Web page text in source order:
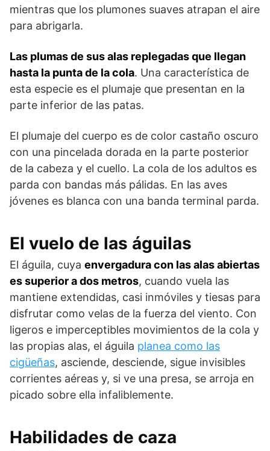
mientras que los plumones suaves atrapan el aire
para abrigarla.
Las plumas de sus alas replegadas que llegan
hasta la punta de la cola. Una característica de
esta especie es el plumaje que presentan en la
parte inferior de las patas.
El plumaje del cuerpo es de color castaño oscuro
con una pincelada dorada en la parte posterior
de la cabeza y el cuello. La cola de los adultos es
parda con bandas más pálidas. En las aves
jóvenes es blanca con una banda terminal parda.
El vuelo de las águilas
El águila, cuya envergadura con las alas abiertas
es superior a dos metros, cuando vuela las
mantiene extendidas, casi inmóviles y tiesas para
disfrutar como velas de la fuerza del viento. Con
ligeros e imperceptibles movimientos de la cola y
las propias alas, el águila planea como las
cigüeñas, asciende, desciende, sigue invisibles
corrientes aéreas y, si ve una presa, se arroja en
picado sobre ella infaliblemente.
Habilidades de caza